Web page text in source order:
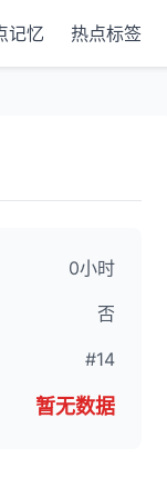
记忆 热点标签
0小时
否
#14
暂无数据